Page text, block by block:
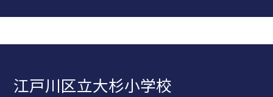
江戸川区立大杉小学校